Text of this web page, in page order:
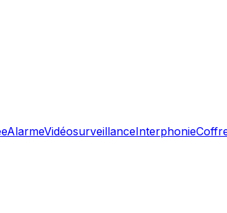
AlarmeVidéosurveillanceInterphonie